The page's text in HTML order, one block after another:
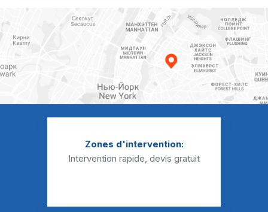
Débouchage WC Béthemont-la-Forêt
Débouchage WC Bezons
Débouchage WC Boisemont
Débouchage WC Boissy-l'Aillerie
Zones d'intervention:
Intervention rapide, devis gratuit